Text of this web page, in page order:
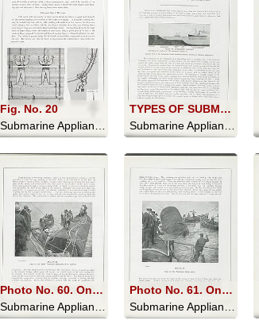
Fig. No. 20
TYPES OF SUBMARINE SIGNALS
Photo No. 60. One of the Steel Pontoons being placed in position
Photo No. 61. One of the Pontoons being sunk